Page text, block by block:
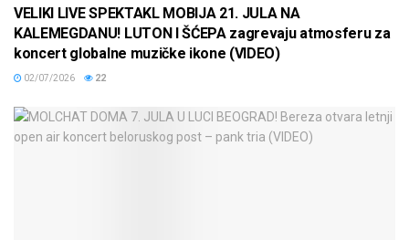
VELIKI LIVE SPEKTAKL MOBIJA 21. JULA NA
KALEMEGDANU! LUTON I ŠĆEPA zagrevaju atmosferu za
koncert globalne muzičke ikone (VIDEO)
02/07/2026 22